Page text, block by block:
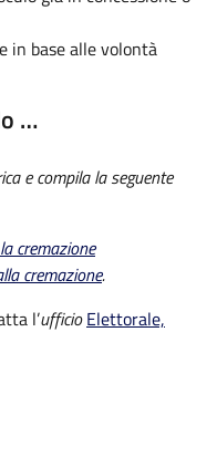
in base alle volontà
…
e compila la seguente
cremazione
cremazione.
l’ufficioElettorale,